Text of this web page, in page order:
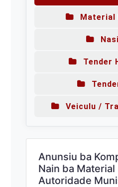
Material
Tender
Veiculu /
Anunsiu ba
Nain ba
Autoridade